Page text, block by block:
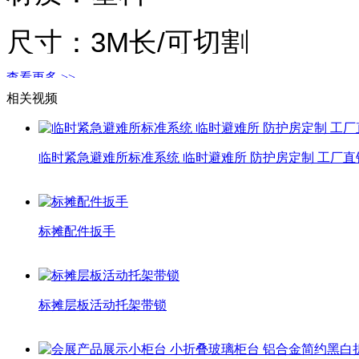
尺寸：3M长/可切割
重量：0.02KG
表面：无
用途：国际标准展览配件
优点：结实、式样美、搭建
（尺寸与重量均为手量，有
查看更多 >>
相关视频
临时紧急避难所标准系统 临时避难所 防护房定制 工厂直
标摊配件扳手
标摊层板活动托架带锁